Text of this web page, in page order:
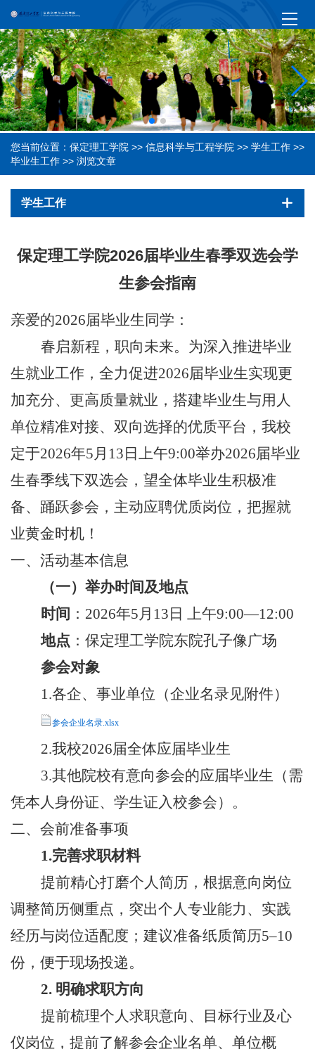
您当前位置： 保定理工学院 >> 信息科学与工程学院 >> 学生工作 >>
毕业生工作 >> 浏览文章
学生工作
保定理工学院2026届毕业生春季双选会学
生参会指南
亲爱的2026届毕业生同学：
春启新程，职向未来。为深入推进毕业
生就业工作，全力促进2026届毕业生实现更
加充分、更高质量就业，搭建毕业生与用人
单位精准对接、双向选择的优质平台，我校
定于2026年5月13日上午9:00举办2026届毕业
生春季线下双选会，望全体毕业生积极准
备、踊跃参会，主动应聘优质岗位，把握就
业黄金时机！
一、 活动基本信息
（一） 举办时间及地点
时间 ： 2026年5月13日 上午9:00—12:00
地点 ：保定理工学院东院孔子像广场
参会对象
1.各企、事业单位（企业名录见附件）
参会企业名录.xlsx
2.我校2026届全体应届毕业生
3.其他院校有意向参会的应届毕业生（需
凭本人身份证、学生证入校参会）。
二、 会前准备事项
1.完善求职材料
提前精心打磨个人简历，根据意向岗位
调整简历侧重点，突出个人专业能力、实践
经历与岗位适配度；建议准备纸质简历5–10
份，便于现场投递。
2. 明确求职方向
提前梳理个人求职意向、目标行业及心
仪岗位，提前了解参会企业名单、单位概